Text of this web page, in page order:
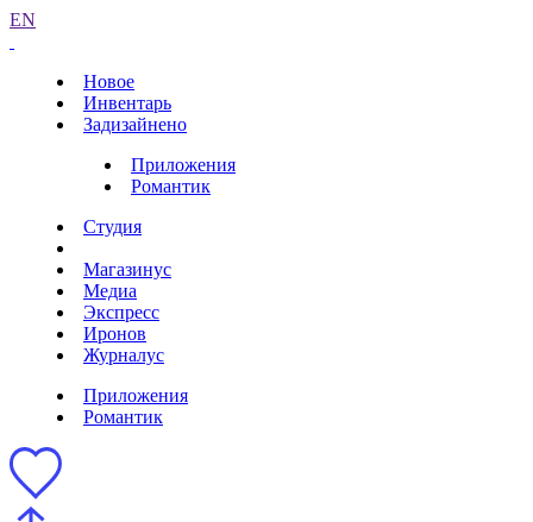
EN
Новое
Инвентарь
Задизайнено
Приложения
Романтик
Студия
Магазинус
Медиа
Экспресс
Иронов
Журналус
Приложения
Романтик